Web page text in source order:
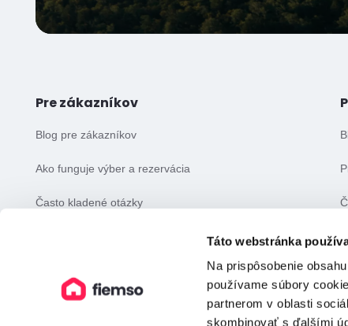
Táto webstránka
Na prispôsobenie
používame súbory
partnerom v oblasti
skombinovať s ďalšími
Pre zákazníkov
Blog pre zákazníkov
Ako funguje výber a rezervácia
Často kladené otázky